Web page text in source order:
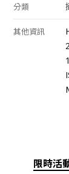
分類
其他資訊
限時活